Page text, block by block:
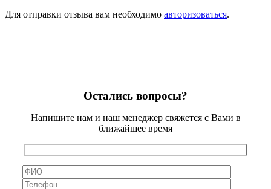
Для отправки отзыва вам необходимо авторизоваться.
Остались вопросы?
Напишите нам и наш менеджер свяжется с Вами в
ближайшее время